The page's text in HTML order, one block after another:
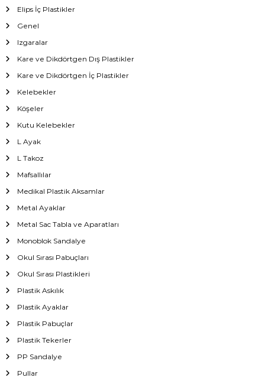
Elips İç Plastikler
Genel
Izgaralar
Kare ve Dikdörtgen Dış Plastikler
Kare ve Dikdörtgen İç Plastikler
Kelebekler
Köşeler
Kutu Kelebekler
L Ayak
L Takoz
Mafsallılar
Medikal Plastik Aksamlar
Metal Ayaklar
Metal Sac Tabla ve Aparatları
Monoblok Sandalye
Okul Sırası Pabuçları
Okul Sırası Plastikleri
Plastik Askılık
Plastik Ayaklar
Plastik Pabuçlar
Plastik Tekerler
PP Sandalye
Pullar